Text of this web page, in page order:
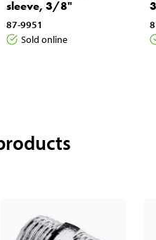
sleeve, 3/8"
87-9951
Sold online